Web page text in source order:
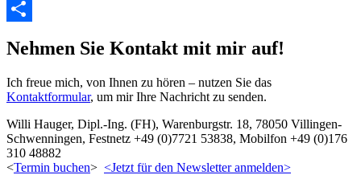
Email
Nehmen Sie Kontakt mit mir auf!
Ich freue mich, von Ihnen zu hören – nutzen Sie das
Kontaktformular, um mir Ihre Nachricht zu senden.
Willi Hauger, Dipl.-Ing. (FH), Warenburgstr. 18, 78050 Villingen-
Schwenningen, Festnetz +49 (0)7721 53838, Mobilfon +49 (0)176
310 48882
<Termin buchen> <Jetzt für den Newsletter anmelden>